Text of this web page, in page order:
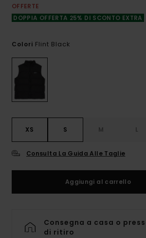
OFFERTE
DOPPIA OFFERTA 25% DI SCONTO EXTRA
Colori Flint Black
XS S M L
Consulta La Guida Alle Taglie
Aggiungi al carrello
Consegna a casa o
di ritiro